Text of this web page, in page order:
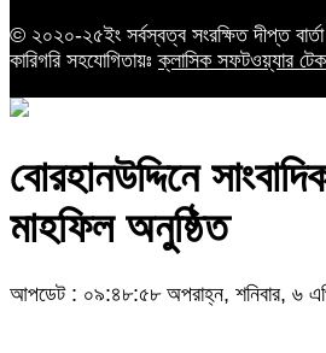
© ২০২০-২৫ইং সর্বস্বত্ব সংরক্ষিত দীপ্ত
কারিগরি সহযোগিতায়ঃক্লাসিক সফটওয়্যার
বোরহানউদ্দিনে
মাহফিল অনুষ্ঠিত
আপডেট : ০৯:৪৮:৫৮ অপরাহ্ন, শনিবার, ৬